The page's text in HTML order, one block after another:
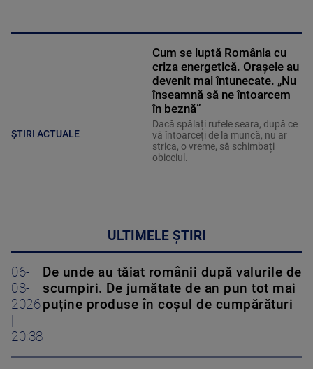
ȘTIRI ACTUALE
Cum se luptă România cu
criza energetică. Orașele au
devenit mai întunecate. „Nu
înseamnă să ne întoarcem
în beznă”
Dacă spălați rufele seara, după ce
vă întoarceți de la muncă, nu ar
strica, o vreme, să schimbați
obiceiul.
ULTIMELE ȘTIRI
06-
08-
2026
20:38
De unde au tăiat românii după valurile de
scumpiri. De jumătate de an pun tot mai
puține produse în coșul de cumpărături